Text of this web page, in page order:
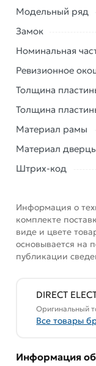
монтажной
Наши
доставки или
онлайн заказа
Данний товар от
купленного
обязательно).
Модельный ряд
Замок
Номинальная
Ревизионное
Толщина
Толщина
Материал рамы
Материал
Штрих-код
Информация о
комплекте
виде и цвете
основывается на
публикации
DIRECT
Оригинальный
Все товары
Информация об